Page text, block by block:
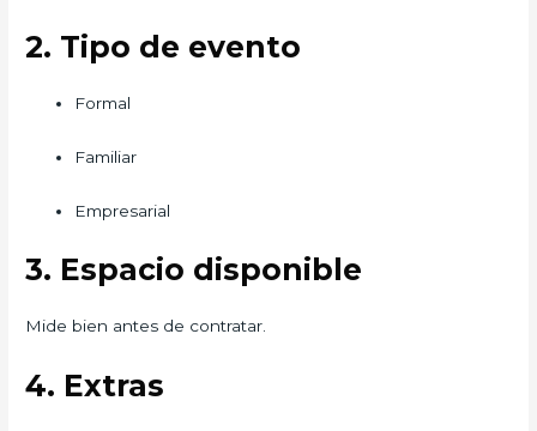
2. Tipo de evento
Formal
Familiar
Empresarial
3. Espacio disponible
Mide bien antes de contratar.
4. Extras